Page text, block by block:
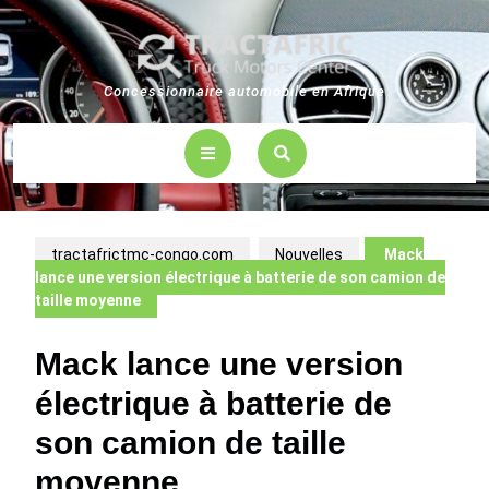
Skip
to
content
Concessionnaire automobile en Afrique
Open
Button
tractafrictmc-congo.com Nouvelles
Mack
lance une version électrique à batterie de son camion de
taille moyenne
Mack lance une version
électrique à batterie de
son camion de taille